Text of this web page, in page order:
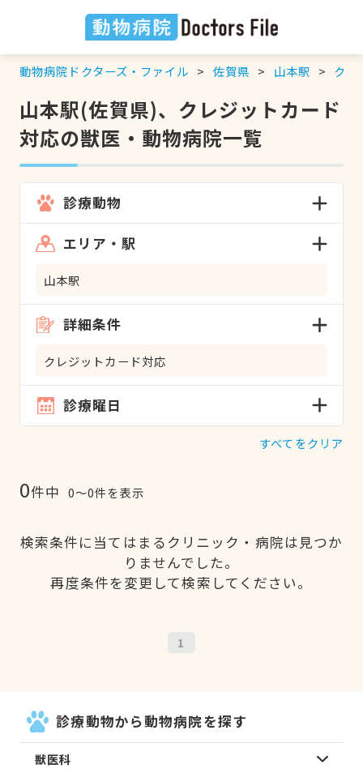
動物病院ドクターズ・ファイル 佐賀県 山本駅 クレ
山本駅(佐賀県)、クレジットカード
対応の獣医・動物病院一覧
診療動物
エリア・駅
山本駅
詳細条件
クレジットカード対応
診療曜日
すべてをクリア
0件中 0〜0件を表示
検索条件に当てはまるクリニック・病院は見つか
りませんでした。
再度条件を変更して検索してください。
1
診療動物から動物病院を探す
獣医科